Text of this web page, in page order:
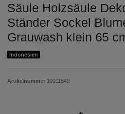
Säule Holzsäule
Ständer Sockel
Grauwash klein 65
Indonesien
Artikelnummer 10011549